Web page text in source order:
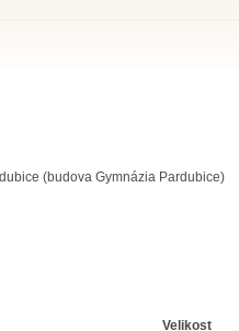
(budova Gymnázia Pardubice)
Velikost